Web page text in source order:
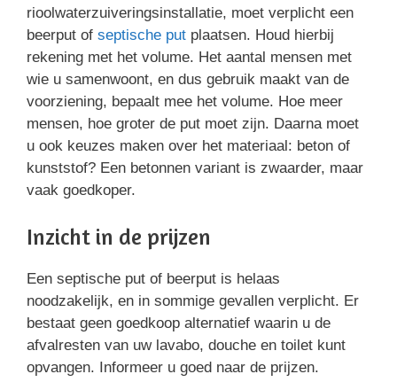
rioolwaterzuiveringsinstallatie, moet verplicht een
beerput of septische put plaatsen. Houd hierbij
rekening met het volume. Het aantal mensen met
wie u samenwoont, en dus gebruik maakt van de
voorziening, bepaalt mee het volume. Hoe meer
mensen, hoe groter de put moet zijn. Daarna moet
u ook keuzes maken over het materiaal: beton of
kunststof? Een betonnen variant is zwaarder, maar
vaak goedkoper.
Inzicht in de prijzen
Een septische put of beerput is helaas
noodzakelijk, en in sommige gevallen verplicht. Er
bestaat geen goedkoop alternatief waarin u de
afvalresten van uw lavabo, douche en toilet kunt
opvangen. Informeer u goed naar de prijzen.